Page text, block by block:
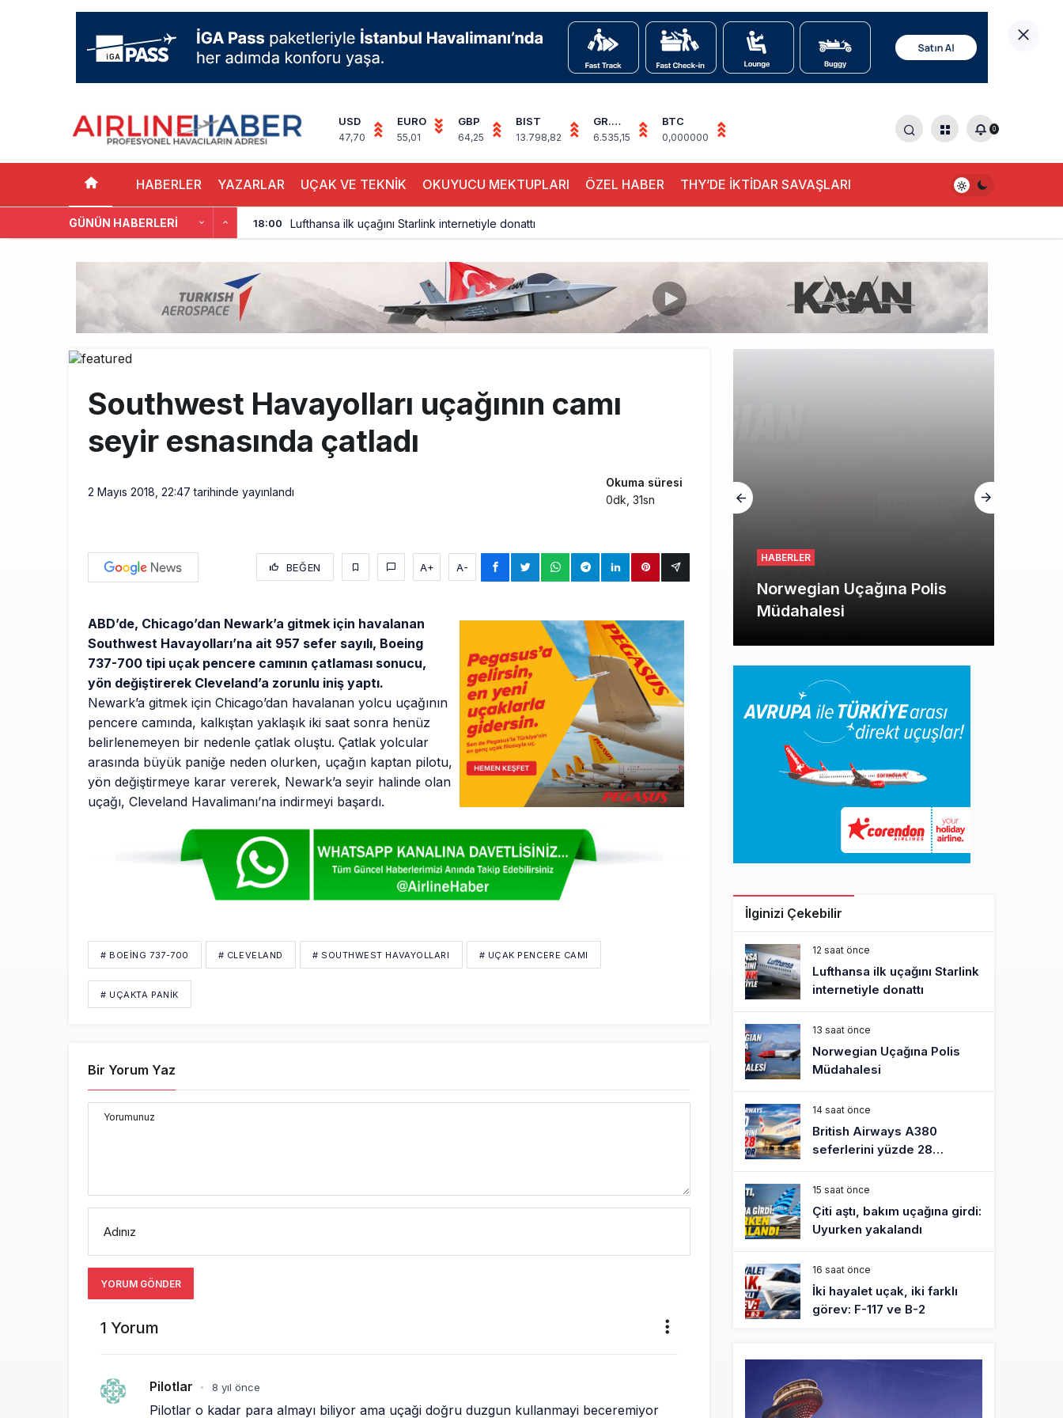
USD
47,70
EURO
55,01
GBP
64,25
BIST
13.798,82
GR.
ALTIN
6.535,15
BTC
0,000000
0
HABERLER YAZARLAR UÇAK VE TEKNİK OKUYUCU MEKTUPLARI ÖZEL HABER THY’DE İKTİDAR SAVAŞLARI
GÜNÜN HABERLERI 18:00 Lufthansa ilk uçağını Starlink internetiyle donattı
British Airways A380 seferlerini yüzde 28 azaltıyor
Çiti aştı, bakım uçağına girdi: Uyurken yakalandı
12:00 Fly Baghdad ABD yaptırım listesinden çıkarıldı
11:00 Elektrikli uçaklar Avrupa’da kısa rotalara hazırlanıyor
Southwest Havayolları uçağının camı
seyir esnasında çatladı
2 Mayıs 2018, 22:47 tarihinde yayınlandı
Okuma süresi
0dk, 31sn
BEĞEN A+ A-
ABD’de, Chicago’dan Newark’a gitmek için havalanan
Southwest Havayolları’na ait 957 sefer sayılı, Boeing
737-700 tipi uçak pencere camının çatlaması sonucu,
yön değiştirerek Cleveland’a zorunlu iniş yaptı.
Newark’a gitmek için Chicago’dan havalanan yolcu uçağının
pencere camında, kalkıştan yaklaşık iki saat sonra henüz
belirlenemeyen bir nedenle çatlak oluştu. Çatlak yolcular
arasında büyük paniğe neden olurken, uçağın kaptan pilotu,
yön değiştirmeye karar vererek, Newark’a seyir halinde olan
uçağı, Cleveland Havalimanı’na indirmeyi başardı.
# BOEING 737-700 # CLEVELAND # SOUTHWEST HAVAYOLLARI # UÇAK PENCERE CAMI
# UÇAKTA PANIK
Bir Yorum Yaz
Yorumunuz
Adınız
YORUM GÖNDER
1 Yorum
Pilotlar • 8 yıl önce
Pilotlar o kadar para almayı biliyor ama uçaği doğru duzgun kullanmayi beceremiyor
HABERLER
Norwegian Uçağına Polis
Müdahalesi
İlginizi Çekebilir
12 saat önce
Lufthansa ilk uçağını Starlink
internetiyle donattı
13 saat önce
Norwegian Uçağına Polis
Müdahalesi
14 saat önce
British Airways A380
seferlerini yüzde 28
azaltıyor
15 saat önce
Çiti aştı, bakım uçağına girdi:
Uyurken yakalandı
16 saat önce
İki hayalet uçak, iki farklı
görev: F-117 ve B-2
THY ve Pegasus Dünyanın
En Değerli Havayolları
Arasında